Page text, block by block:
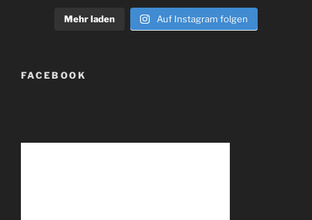
Mehr laden Auf Instagram folgen
FACEBOOK